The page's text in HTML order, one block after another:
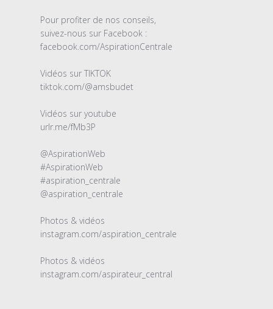
commentaire
2022
Pour profiter de nos conseils,
suivez-nous sur Facebook :
facebook.com/AspirationCentrale
Vidéos sur TIKTOK
tiktok.com/@amsbudet
Vidéos sur youtube
urlr.me/fMb3P
@AspirationWeb
#AspirationWeb
#aspiration_centrale
@aspiration_centrale
Photos & vidéos
instagram.com/aspiration_centrale
Photos & vidéos
instagram.com/aspirateur_central